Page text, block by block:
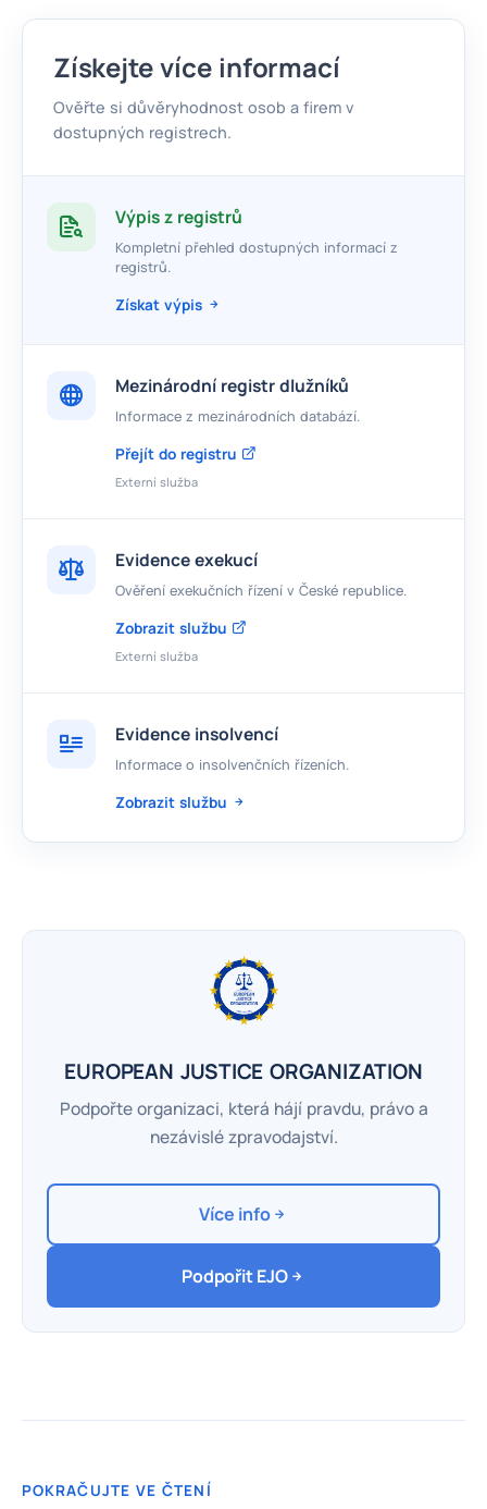
Získejte více informací
Ověřte si důvěryhodnost osob a firem v
dostupných registrech.
Výpis z registrů
Kompletní přehled dostupných informací z
registrů.
Získat výpis
Mezinárodní registr dlužníků
Informace z mezinárodních databází.
Přejít do registru
Externí služba
Evidence exekucí
Ověření exekučních řízení v České republice.
Zobrazit službu
Externí služba
Evidence insolvencí
Informace o insolvenčních řízeních.
Zobrazit službu
EUROPEAN JUSTICE ORGANIZATION
Podpořte organizaci, která hájí pravdu, právo a
nezávislé zpravodajství.
Více info
Podpořit EJO
POKRAČUJTE VE ČTENÍ